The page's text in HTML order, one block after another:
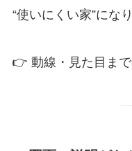
“使いにくい家”にな
👉 動線・見た目ま